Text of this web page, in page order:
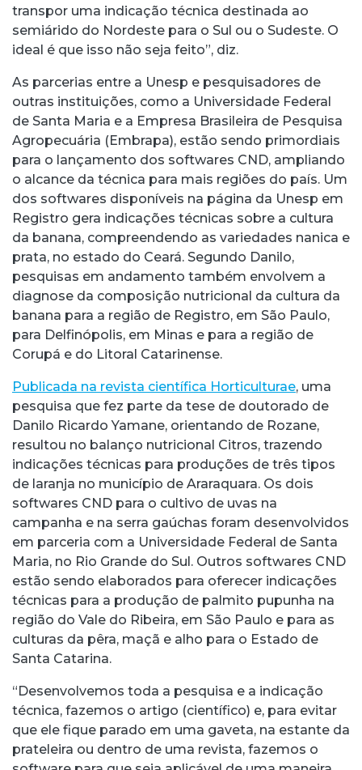
transpor uma indicação técnica destinada ao
semiárido do Nordeste para o Sul ou o Sudeste. O
ideal é que isso não seja feito”, diz.
As parcerias entre a Unesp e pesquisadores de
outras instituições, como a Universidade Federal
de Santa Maria e a Empresa Brasileira de Pesquisa
Agropecuária (Embrapa), estão sendo primordiais
para o lançamento dos softwares CND, ampliando
o alcance da técnica para mais regiões do país. Um
dos softwares disponíveis na página da Unesp em
Registro gera indicações técnicas sobre a cultura
da banana, compreendendo as variedades nanica e
prata, no estado do Ceará. Segundo Danilo,
pesquisas em andamento também envolvem a
diagnose da composição nutricional da cultura da
banana para a região de Registro, em São Paulo,
para Delfinópolis, em Minas e para a região de
Corupá e do Litoral Catarinense.
Publicada na revista científica Horticulturae, uma
pesquisa que fez parte da tese de doutorado de
Danilo Ricardo Yamane, orientando de Rozane,
resultou no balanço nutricional Citros, trazendo
indicações técnicas para produções de três tipos
de laranja no município de Araraquara. Os dois
softwares CND para o cultivo de uvas na
campanha e na serra gaúchas foram desenvolvidos
em parceria com a Universidade Federal de Santa
Maria, no Rio Grande do Sul. Outros softwares CND
estão sendo elaborados para oferecer indicações
técnicas para a produção de palmito pupunha na
região do Vale do Ribeira, em São Paulo e para as
culturas da pêra, maçã e alho para o Estado de
Santa Catarina.
“Desenvolvemos toda a pesquisa e a indicação
técnica, fazemos o artigo (científico) e, para evitar
que ele fique parado em uma gaveta, na estante da
prateleira ou dentro de uma revista, fazemos o